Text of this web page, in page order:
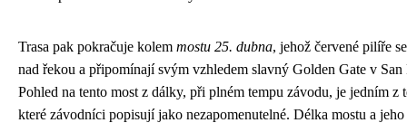
Trasa pak pokračuje kolem mostu 25. dubna, jehož červené pilíře
nad řekou a připomínají svým vzhledem slavný Golden Gate v San
Pohled na tento most z dálky, při plném tempu závodu, je jedním z
které závodníci popisují jako nezapomenutelné. Délka mostu a jeho